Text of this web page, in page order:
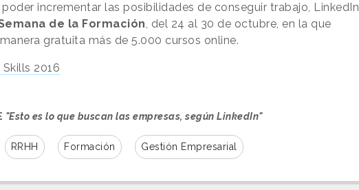
incrementar las posibilidades de conseguir trabajo, LinkedIn
de la Formación, del 24 al 30 de octubre, en la que
gratuita más de 5.000 cursos online.
Skills 2016
"Esto es lo que buscan las empresas, según LinkedIn"
RRHH Formación Gestión Empresarial